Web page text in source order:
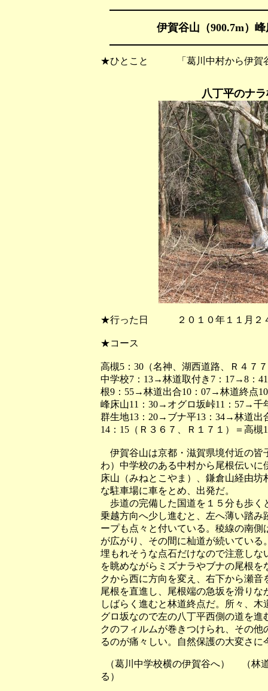
伊賀谷山（900.7m）
★ひとこと 「葛川中村から伊賀谷
八丁平のナ
★行った日 ２０１０年１１月
★コース
高槻5：30（名神、湖西道路、Ｒ４７
中学校7：13→林道取付き7：17→8：
根9：55→林道出合10：07→林道終点
峰床山11：30→オグロ坂峠11：57→千
群生地13：20→ブナ平13：34→林道出
14：15（Ｒ３６７、Ｒ１７１）＝高槻
伊賀谷山は京都・滋賀県境付近の皆
わ）中学校のある中村から尾根伝い
床山（みねとこやま）、鎌倉山経由
な駐車場に車をとめ、出発だ。
歩道の完備した国道を１５分も歩く
乗越方向へ少し進むと、左へ薄い踏
ープも点々と付いている。稜線の南
が広がり、その間に杣道が続いてい
埋もれそうな点石だけなので注意し
を眺めながらミズナラやブナの尾根
クから西に方向を変え、右下から瀬
尾根を直進し、尾根端の急坂を滑り
しばらく進むと林道終点だ。所々、
グロ坂なので左の八丁平西側の道を
クのフィルムが巻きつけられ、その
るのが痛々しい。自然保護の大変さ
（葛川中学校横の伊賀谷へ）
る）